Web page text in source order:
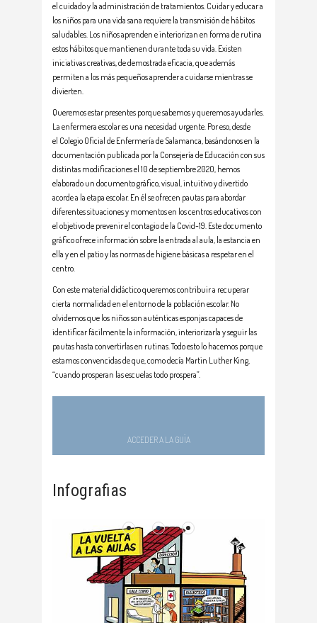
el cuidado y la administración de tratamientos. Cuidar y educar a
los niños para una vida sana requiere la transmisión de hábitos
saludables. Los niños aprenden e interiorizan en forma de rutina
estos hábitos que mantienen durante toda su vida. Existen
iniciativas creativas, de demostrada eficacia, que además
permiten a los más pequeños aprender a cuidarse mientras se
divierten.
Queremos estar presentes porque sabemos y queremos ayudarles.
La enfermera escolar es una necesidad urgente. Por eso, desde
el Colegio Oficial de Enfermería de Salamanca, basándonos en la
documentación publicada por la Consejería de Educación con sus
distintas modificaciones el 10 de septiembre 2020, hemos
elaborado un documento gráfico, visual, intuitivo y divertido
acorde a la etapa escolar. En él se ofrecen pautas para abordar
diferentes situaciones y momentos en los centros educativos con
el objetivo de prevenir el contagio de la Covid-19. Este documento
gráfico ofrece información sobre la entrada al aula, la estancia en
ella y en el patio y las normas de higiene básicas a respetar en el
centro.
Con este material didáctico queremos contribuir a recuperar
cierta normalidad en el entorno de la población escolar. No
olvidemos que los niños son auténticas esponjas capaces de
identificar fácilmente la información, interiorizarla y seguir las
pautas hasta convertirlas en rutinas. Todo esto lo hacemos porque
estamos convencidas de que, como decía Martin Luther King,
“cuando prosperan las escuelas todo prospera”.
ACCEDER A LA GUÍA
Infografias